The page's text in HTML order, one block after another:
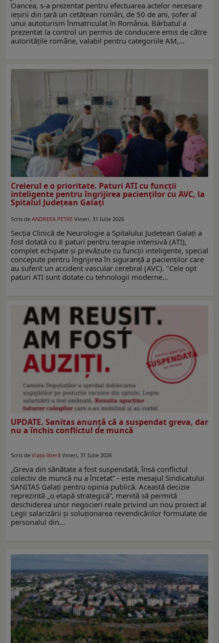
Oancea, s-a prezentat pentru efectuarea actelor necesare
ieșirii din ţară un cetățean român, de 50 de ani, șofer al
unui autoturism înmatriculat în România. Bărbatul a
prezentat la control un permis de conducere emis de către
autoritățile române, valabil pentru categoriile AM,…
Creierul e o prioritate. Paturi ATI cu funcții
inteligente pentru îngrijirea pacienților cu AVC, la
Spitalul Județean Galați
Scris de ANDREEA PETRE Vineri, 31 Iulie 2026
Secția Clinică de Neurologie a Spitalului Județean Galați a
fost dotată cu 8 paturi pentru terapie intensivă (ATI),
complet echipate și prevăzute cu funcții inteligente, special
concepute pentru îngrijirea în siguranță a pacienților care
au suferit un accident vascular cerebral (AVC). "Cele opt
paturi ATI sunt dotate cu tehnologii moderne…
UPDATE. Sanitas anunţă că a suspendat greva, dar
nu a închis conflictul de muncă
Scris de Viaţa liberă Vineri, 31 Iulie 2026
„Greva din sănătate a fost suspendată, însă conflictul
colectiv de muncă nu a încetat” - este mesajul Sindicatului
SANITAS Galați pentru opinia publică. Această decizie
reprezintă „o etapă strategică”, menită să permită
deschiderea unor negocieri reale privind un nou proiect al
Legii salarizării și soluționarea revendicărilor formulate de
personalul din…